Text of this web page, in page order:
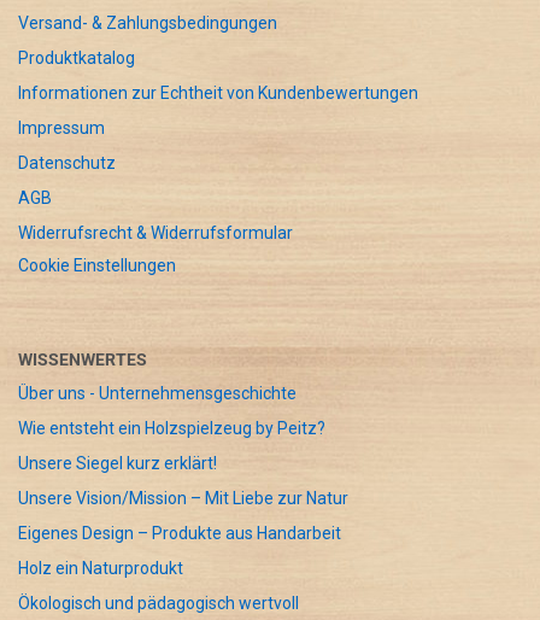
Versand- & Zahlungsbedingungen
Produktkatalog
Informationen zur Echtheit von Kundenbewertungen
Impressum
Datenschutz
AGB
Widerrufsrecht & Widerrufsformular
Cookie Einstellungen
WISSENWERTES
Über uns - Unternehmensgeschichte
Wie entsteht ein Holzspielzeug by Peitz?
Unsere Siegel kurz erklärt!
Unsere Vision/Mission – Mit Liebe zur Natur
Eigenes Design – Produkte aus Handarbeit
Holz ein Naturprodukt
Ökologisch und pädagogisch wertvoll